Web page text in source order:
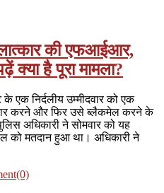
की एफआईआर,
क्या है पूरा मामला?
एक निर्दलीय उम्मीदवार को एक
करने और फिर उसे ब्लैकमेल करने के
अधिकारी ने सोमवार को यह
को मतदान हुआ था। अधिकारी ने